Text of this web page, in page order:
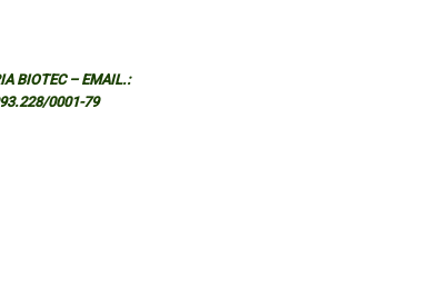
BIOTEC – EMAIL.:
0001-79